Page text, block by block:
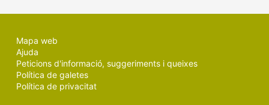
Mapa web
Ajuda
Peticions d'informació, suggeriments i queixes
Política de galetes
Política de privacitat